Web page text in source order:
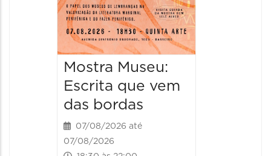
Mostra Museu:
Escrita que vem
das bordas
07/08/2026 até
07/08/2026